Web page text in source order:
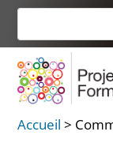
Skip
content
Accueil >